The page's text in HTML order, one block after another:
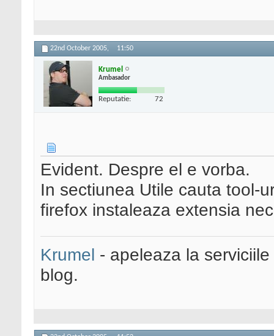
22nd October 2005, 11:50
Krumel
Ambasador
Reputatie: 72
Evident. Despre el e vorba.
In sectiunea Utile cauta tool-
firefox instaleaza extensia
Krumel - apeleaza la
blog.